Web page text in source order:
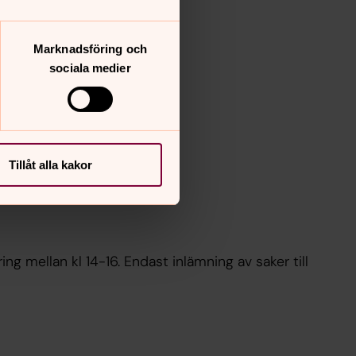
Marknadsföring och
sociala medier
Tillåt alla kakor